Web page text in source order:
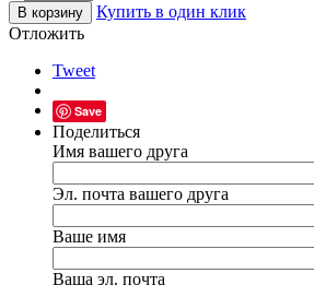
В корзину
Купить в один клик
Отложить
Tweet
Save
Поделиться
Имя вашего друга
Эл. почта вашего друга
Ваше имя
Ваша эл. почта